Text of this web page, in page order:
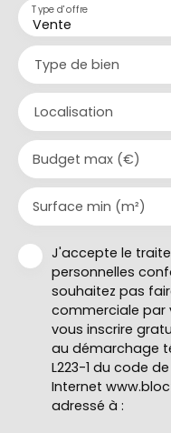
Vente
Type d'offre
Type de bien
Localisation
Budget max (€)
Surface min (m²)
J'accepte le
personnelles
souhaitez pas
commerciale par
vous inscrire
au démarchage
L223-1 du code
Internet
adressé à :